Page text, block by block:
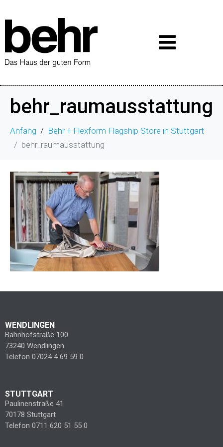
behr_raumausstattung
Anfang
Behr + Flexform Flagship Store in Stuttgart
behr_raumausstattung
WENDLINGEN
Bahnhofstraße 100
73240 Wendlingen
Telefon 07024 4 69 59 0
STUTTGART
Paulinenstraße 41
70178 Stuttgart
Telefon 0711 620 51 55 0